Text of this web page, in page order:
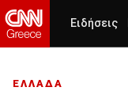
Ειδήσεις
ΕΛΛΑΔΑ